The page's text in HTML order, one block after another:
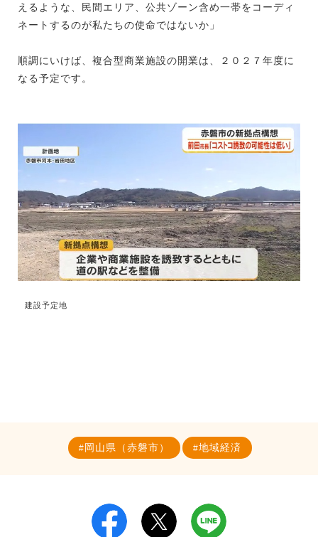
えるような、民間エリア、公共ゾーン含め一帯をコーディ
ネートするのが私たちの使命ではないか」
順調にいけば、複合型商業施設の開業は、２０２７年度に
なる予定です。
建設予定地
岡山県（赤磐市） 地域経済